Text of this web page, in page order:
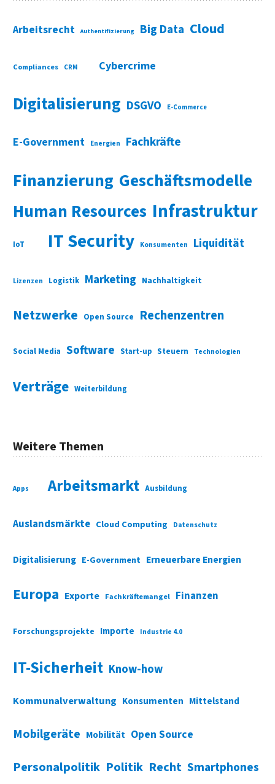
Arbeitsrecht Authentifizierung Big Data Cloud
Compliances CRM Cybercrime
Digitalisierung DSGVO E-Commerce
E-Government Energien Fachkräfte
Finanzierung Geschäftsmodelle
Human Resources Infrastruktur
IoT IT Security Konsumenten Liquidität
Lizenzen Logistik Marketing Nachhaltigkeit
Netzwerke Open Source Rechenzentren
Social Media Software Start-up Steuern Technologien
Verträge Weiterbildung
Weitere Themen
Apps Arbeitsmarkt Ausbildung
Auslandsmärkte Cloud Computing Datenschutz
Digitalisierung E-Government Erneuerbare Energien
Europa Exporte Fachkräftemangel Finanzen
Forschungsprojekte Importe Industrie 4.0
IT-Sicherheit Know-how
Kommunalverwaltung Konsumenten Mittelstand
Mobilgeräte Mobilität Open Source
Personalpolitik Politik Recht Smartphones